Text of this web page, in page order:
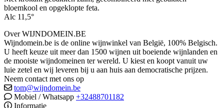
bloemkool en opgeklopte feta.
Alc 11,5°
Over WIJNDOMEIN.BE
Wijndomein.be is de online wijnwinkel van België, 100% Belgisch.
U heeft keuze uit meer dan 1500 wijnen uit boeiende wijnlanden en
de mooiste wijndomeinen ter wereld. U kiest en koopt vanuit uw
luie zetel en wij leveren bij u aan huis aan democratische prijzen.
Neem contact met ons op
tom@wijndomein.be
Mobiel / Whatsapp +32488701182
Informatie